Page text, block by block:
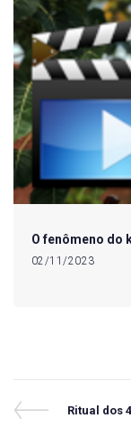
O fenômeno do
02/11/2023
Navegação
Previous
Ritual dos